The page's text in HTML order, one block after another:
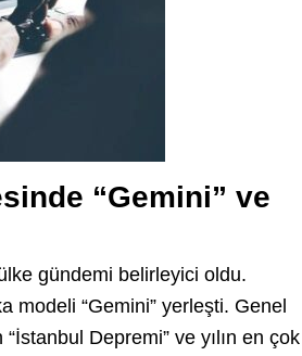
“Gemini” ve
gündemi belirleyici oldu.
modeli “Gemini” yerleşti. Genel
Depremi” ve yılın en çok